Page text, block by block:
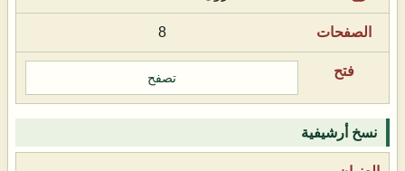
8
تصفح
نسخ أرشيفية